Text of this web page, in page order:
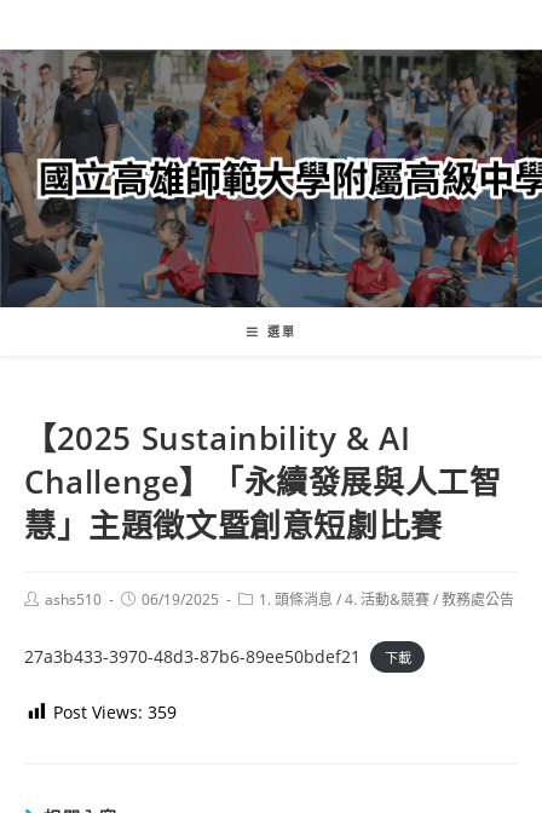
轉
至
主
內
容
選單
【2025 Sustainbility & AI
Challenge】「永續發展與人工智
慧」主題徵文暨創意短劇比賽
Postashs510
Post06/19/2025
Post1. 頭條消息 /4. 活動&競賽/教務處公告
27a3b433-3970-48d3-87b6-89ee50bdef21 下載
Post Views: 359